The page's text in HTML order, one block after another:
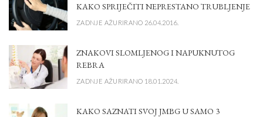
KAKO SPRIJEČITI NEPRESTANO TRUBLJENJE
ZADNJE AŽURIRANO 26.04.2016.
ZNAKOVI SLOMLJENOG I NAPUKNUTOG
REBRA
ZADNJE AŽURIRANO 18.01.2024.
KAKO SAZNATI SVOJ JMBG U SAMO 3